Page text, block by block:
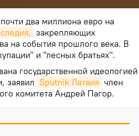
два миллиона евро на
закрепляющих
на события прошлого века. В
и "лесных братьях".
государственной идеологией
заявил Sputnik Латвия член
комитета Андрей Пагор.